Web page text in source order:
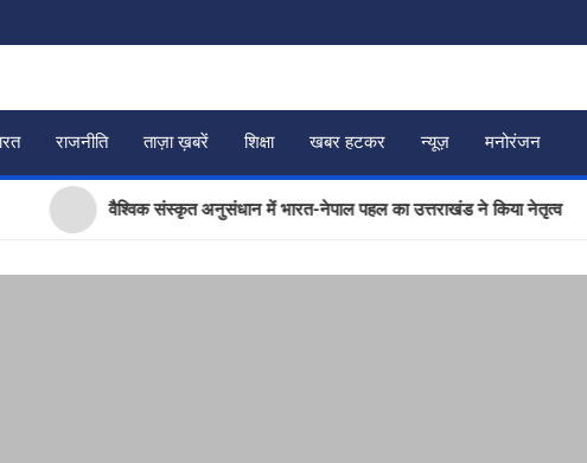
राजनीति ताज़ा ख़बरें शिक्षा खबर हटकर न्यूज़ मनोरंजन
वैश्विक संस्कृत अनुसंधान में भारत-नेपाल पहल का उत्तराखंड ने किया नेतृत्व